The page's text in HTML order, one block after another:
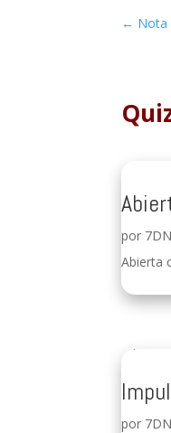
← Nota
por 7DN
Abierta
por 7DN